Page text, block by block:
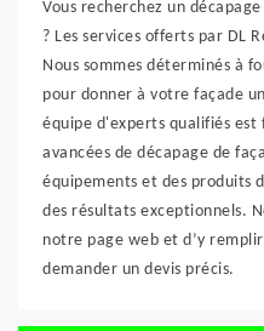
Vous recherchez un
? Les services offerts par DL
Nous sommes déterminés à
pour donner à votre façade
équipe d'experts qualifiés est
avancées de décapage de
équipements et des produits
des résultats exceptionnels.
notre page web et d’y
demander un devis précis.